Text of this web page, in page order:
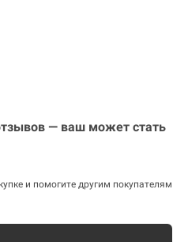
— ваш может стать
и помогите другим покупателям